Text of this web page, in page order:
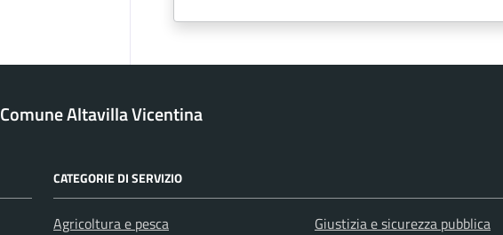
Comune Altavilla Vicentina
CATEGORIE DI SERVIZIO
Agricoltura e pesca
Giustizia e sicurezza pubblica